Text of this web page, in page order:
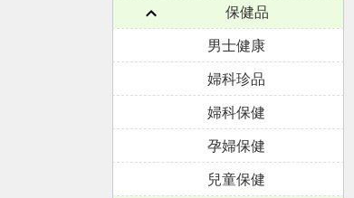
保健品
男士健康
婦科珍品
婦科保健
孕婦保健
兒童保健